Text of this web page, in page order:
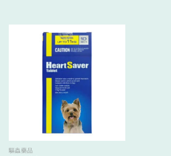
驅蟲藥品